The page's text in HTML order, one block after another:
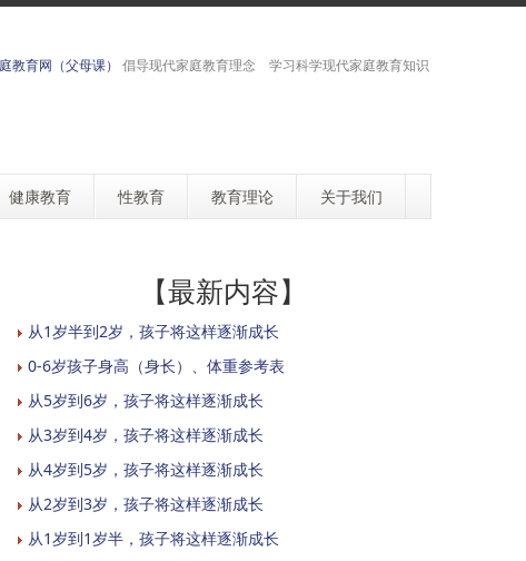
教育网（父母课） 倡导现代家庭教育理念 学习科学现代家庭教育知识
健康教育 性教育 教育理论 关于我们
【最新内容】
从1岁半到2岁，孩子将这样逐渐成长
0-6岁孩子身高（身长）、体重参考表
从5岁到6岁，孩子将这样逐渐成长
从3岁到4岁，孩子将这样逐渐成长
从4岁到5岁，孩子将这样逐渐成长
从2岁到3岁，孩子将这样逐渐成长
从1岁到1岁半，孩子将这样逐渐成长